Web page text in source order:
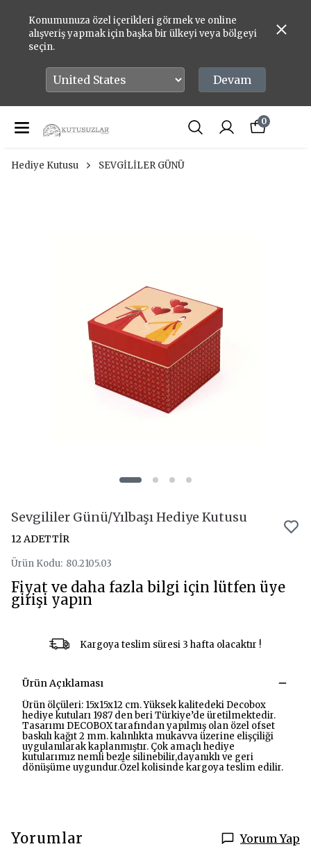
Konumunuza özel içerikleri görmek ve online
alışveriş yapmak için başka bir ülkeyi veya bölgeyi
seçin.
Devam
0
Hediye Kutusu SEVGİLİLER GÜNÜ
Sevgililer Günü/Yılbaşı Hediye Kutusu
12 ADETTİR
Ürün Kodu: 80.2105.03
Fiyat ve daha fazla bilgi için lütfen üye
girişi yapın
Kargoya teslim süresi 3 hafta olacaktır !
Ürün Açıklaması
Ürün ölçüleri: 15x15x12 cm. Yüksek kalitedeki Decobox
hediye kutuları 1987 den beri Türkiye’de üretilmektedir.
Tasarımı DECOBOX tarafından yapılmış olan özel ofset
baskılı kağıt 2 mm. kalınlıkta mukavva üzerine elişçiliği
uygulanılarak kaplanmıştır. Çok amaçlı hediye
kutularımız nemli bezle silinebilir,dayanıklı ve geri
dönüşüme uygundur.Özel kolisinde kargoya teslim edilir.
Yorumlar Yorum Yap